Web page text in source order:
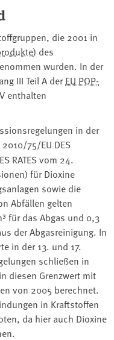
die 2001 in
) des
wurden. In der
III Teil A derEU POP-
enthalten
in der
2010/75/EU DES
RATES vom 24.
für Dioxine
sowie die
Abfällen gelten
für das Abgas und 0,3
der Abgasreinigung. In
in der 13. und 17.
schließen in
diesen Grenzwert mit
von 2005 berechnet.
in Kraftstoffen
da hier auch Dioxine